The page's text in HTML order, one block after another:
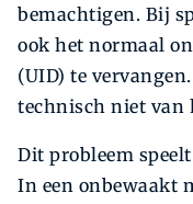
bemachtigen. Bij
ook het normaal
(UID) te
technisch niet van
Dit probleem
In een onbewaakt